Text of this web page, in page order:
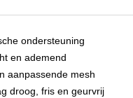
ondersteuning
en ademend
aanpassende mesh
droog, fris en geurvrij